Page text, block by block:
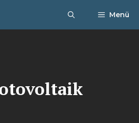
Menü